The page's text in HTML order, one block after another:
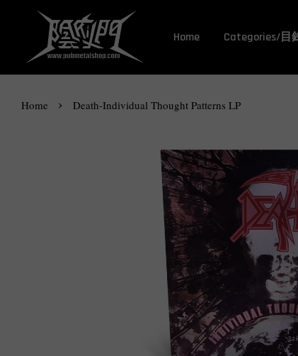
Home Categories/目
Home › Death-Individual Thought Patterns LP